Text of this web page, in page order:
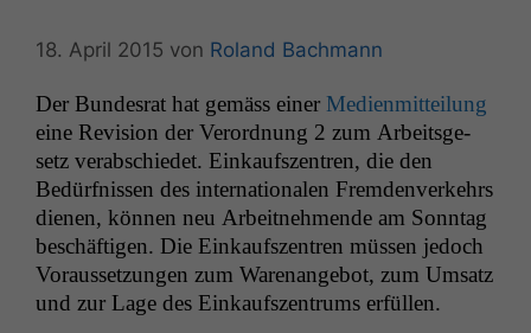
18. April 2015 von Roland Bachmann
Der Bun­desrat hat gemäss ein­er Medi­en­mit­teilung
eine Revi­sion der Verord­nung 2 zum Arbeits­ge­
setz ver­ab­schiedet. Einkauf­szen­tren, die den
Bedürfnis­sen des inter­na­tionalen Frem­den­verkehrs
dienen, kön­nen neu Arbeit­nehmende am Son­ntag
beschäfti­gen. Die Einkauf­szen­tren müssen jedoch
Voraus­set­zun­gen zum Ware­nange­bot, zum Umsatz
und zur Lage des Einkauf­szen­trums erfüllen.